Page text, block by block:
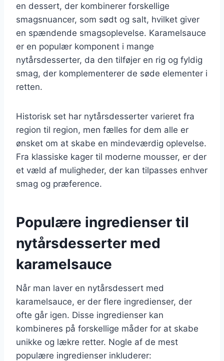
en dessert, der kombinerer forskellige
smagsnuancer, som sødt og salt, hvilket giver
en spændende smagsoplevelse. Karamelsauce
er en populær komponent i mange
nytårsdesserter, da den tilføjer en rig og fyldig
smag, der komplementerer de søde elementer i
retten.
Historisk set har nytårsdesserter varieret fra
region til region, men fælles for dem alle er
ønsket om at skabe en mindeværdig oplevelse.
Fra klassiske kager til moderne mousser, er der
et væld af muligheder, der kan tilpasses enhver
smag og præference.
Populære ingredienser til
nytårsdesserter med
karamelsauce
Når man laver en nytårsdessert med
karamelsauce, er der flere ingredienser, der
ofte går igen. Disse ingredienser kan
kombineres på forskellige måder for at skabe
unikke og lækre retter. Nogle af de mest
populære ingredienser inkluderer: